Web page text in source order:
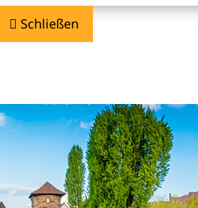
Schließen